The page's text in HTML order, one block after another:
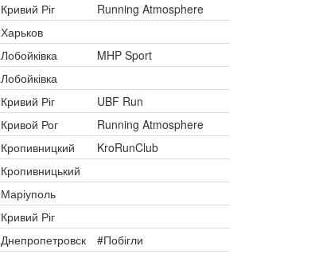
Кривий Ріг
Running Atmosphere
Харьков
Лобойківка
MHP Sport
Лобойківка
Кривий Ріг
UBF Run
Кривой Рог
Running Atmosphere
Кропивницкий
KroRunClub
Кропивницький
Маріуполь
Кривий Ріг
Днепропетровск
#Побігли